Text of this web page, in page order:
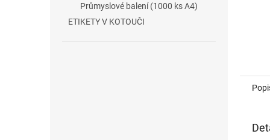
Průmyslové balení (1000 ks A4)
ETIKETY V KOTOUČI